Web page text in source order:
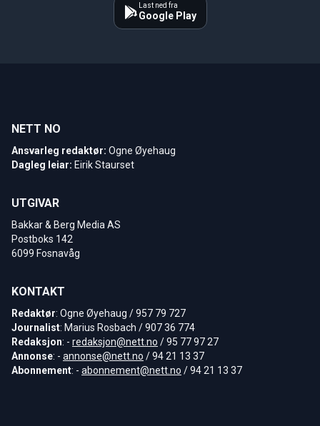
Last ned fra
Google Play
NETT NO
Ansvarleg redaktør: Ogne Øyehaug
Dagleg leiar: Eirik Staurset
UTGIVAR
Bakkar & Berg Media AS
Postboks 142
6099 Fosnavåg
KONTAKT
Redaktør: Ogne Øyehaug / 957 79 727
Journalist: Marius Rosbach / 907 36 774
Redaksjon: - redaksjon@nett.no / 95 77 97 27
Annonse: - annonse@nett.no / 94 21 13 37
Abonnement: - abonnement@nett.no / 94 21 13 37